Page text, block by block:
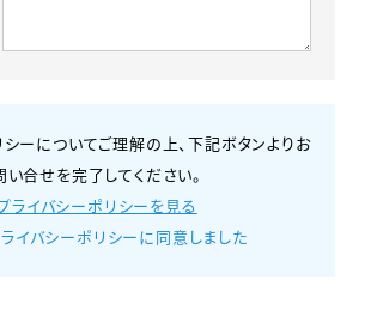
ーについてご理解の上、下記ボタンよりお
い合せを完了してください。
ライバシーポリシーを見る
イバシーポリシーに同意しました